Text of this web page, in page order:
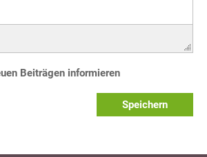
Beiträgen informieren
Speichern